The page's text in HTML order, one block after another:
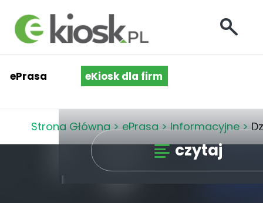
ePrasa eKiosk dla firm
Strona Główna > ePrasa > Informacyjne >
czytaj